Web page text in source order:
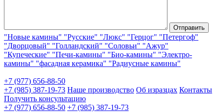
"Новые камины" "Русские" "Люкс" "Герцог" "Петергоф"
"Дворцовый" "Голландский" "Соловьи" "Ажур"
"Купеческие" "Печи-камины" "Био-камины" "Электро-
камины" "фасадная керамика" "Радиусные камины"
+7 (977) 656-88-50
+7 (985) 387-19-73 Наше производство Об изразцах Контакты
Получить консультацию
+7 (977) 656-88-50 +7 (985) 387-19-73